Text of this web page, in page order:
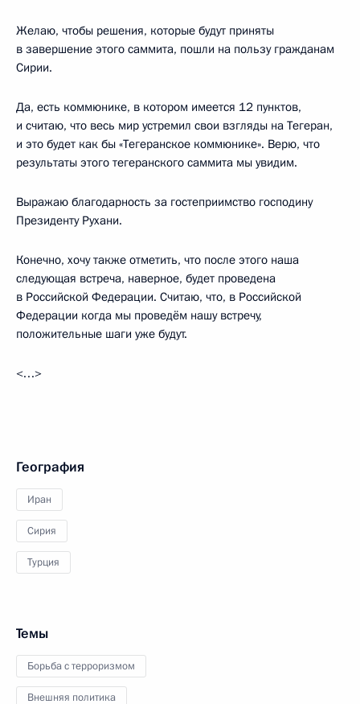
Желаю, чтобы решения, которые будут приняты
в завершение этого саммита, пошли на пользу гражданам
Сирии.
Да, есть коммюнике, в котором имеется 12 пунктов,
и считаю, что весь мир устремил свои взгляды на Тегеран,
и это будет как бы «Тегеранское коммюнике». Верю, что
результаты этого тегеранского саммита мы увидим.
Выражаю благодарность за гостеприимство господину
Президенту Рухани.
Конечно, хочу также отметить, что после этого наша
следующая встреча, наверное, будет проведена
в Российской Федерации. Считаю, что, в Российской
Федерации когда мы проведём нашу встречу,
положительные шаги уже будут.
<…>
География
Иран
Сирия
Турция
Темы
Борьба с терроризмом
Внешняя политика